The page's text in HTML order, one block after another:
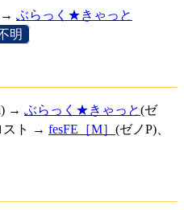
→ ぶらっく★きゃっと
明
→ ぶらっく★きゃっと(ゼ
スト → fesFE［M］ (ゼノP)、